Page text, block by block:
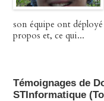
son équipe ont
propos et, ce qui...
Témoignages de
STInformatique